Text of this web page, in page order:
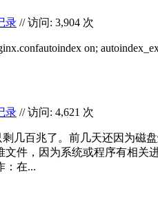
录 // 访问: 3,904 次
on;
录 // 访问: 4,621 次
几百兆了。前几天还因为
件，因为系统或程序有相
：在...